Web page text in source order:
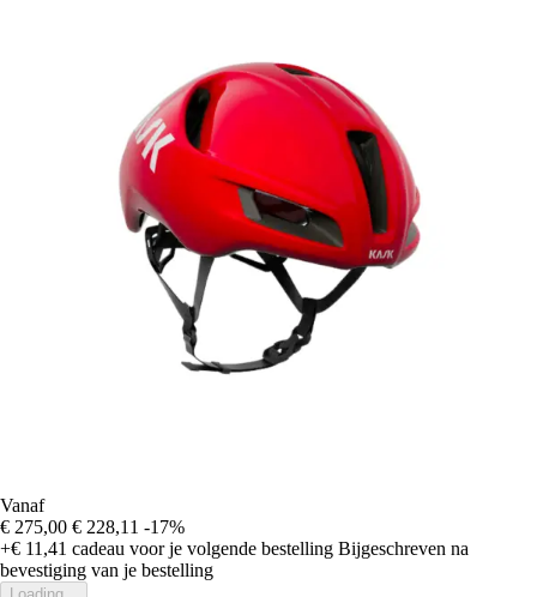
Vanaf
€ 275,00 € 228,11 -17%
+€ 11,41 cadeau voor je volgende bestelling Bijgeschreven na
bevestiging van je bestelling